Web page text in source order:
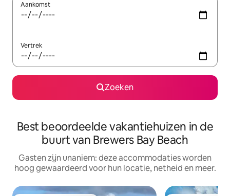
Aankomst
Vertrek
Zoeken
Best beoordeelde vakantiehuizen in de
buurt van Brewers Bay Beach
Gasten zijn unaniem: deze accommodaties worden
hoog gewaardeerd voor hun locatie, netheid en meer.